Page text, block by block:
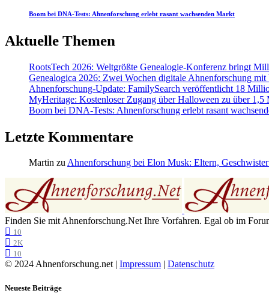
Boom bei DNA-Tests: Ahnenforschung erlebt rasant wachsenden Markt
Aktuelle Themen
RootsTech 2026: Weltgrößte Genealogie-Konferenz bringt
Genealogica 2026: Zwei Wochen digitale Ahnenforschung mit
Ahnenforschung-Update: FamilySearch veröffentlicht 18
MyHeritage: Kostenloser Zugang über Halloween zu über 1,5
Boom bei DNA-Tests: Ahnenforschung erlebt rasant
Letzte Kommentare
Martin zu Ahnenforschung bei Elon Musk: Eltern,
Finden Sie mit Ahnenforschung.Net Ihre Vorfahren. Egal ob im
10
2K
10
© 2024 Ahnenforschung.net | Impressum | Datenschutz
Neueste Beiträge